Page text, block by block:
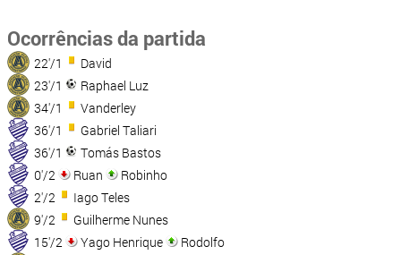
Ocorrências da partida
22'/1
David
23'/1
Raphael Luz
34'/1
Vanderley
36'/1
Gabriel Taliari
36'/1
Tomás Bastos
0'/2
Ruan
Robinho
2'/2
Iago Teles
9'/2
Guilherme Nunes
15'/2
Yago Henrique
Rodolfo